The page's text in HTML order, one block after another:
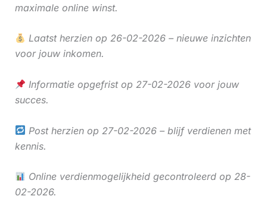
maximale online winst.
Laatst herzien op 26-02-2026 – nieuwe inzichten
voor jouw inkomen.
Informatie opgefrist op 27-02-2026 voor jouw
succes.
Post herzien op 27-02-2026 – blijf verdienen met
kennis.
Online verdienmogelijkheid gecontroleerd op 28-
02-2026.